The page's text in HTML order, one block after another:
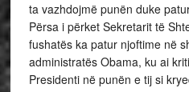
ta vazhdojmë punën duke
Përsa i përket Sekretarit të
fushatës ka patur njoftime në
administratës Obama, ku ai
Presidenti në punën e tij si